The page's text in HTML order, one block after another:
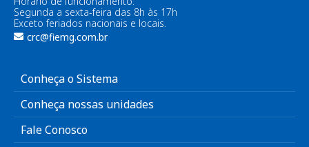
Segunda a sexta-feira das 8h às 17h
Exceto feriados nacionais e locais.
crc@fiemg.com.br
Conheça o Sistema
Conheça nossas unidades
Fale Conosco